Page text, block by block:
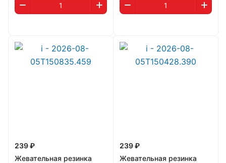
239 ₽
Жевательная резинка
239 ₽
Жевательная резинка